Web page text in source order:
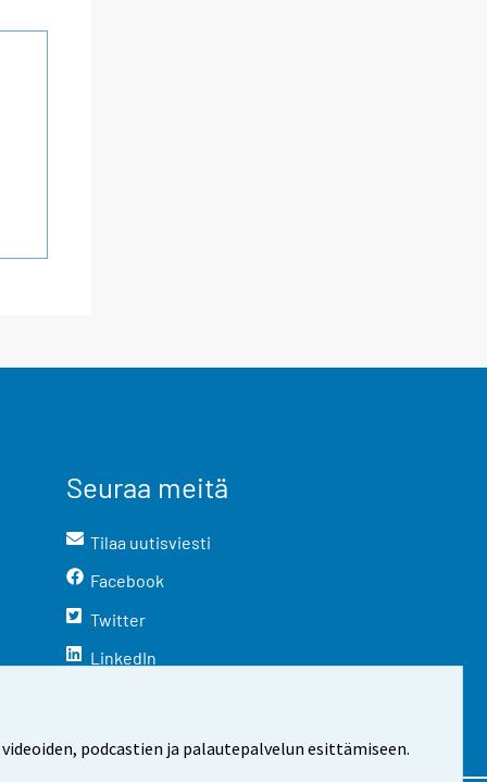
podcastien ja palautepalvelun esittämiseen.
Seuraa meitä
Tilaa uutisviesti
Facebook
Twitter
LinkedIn